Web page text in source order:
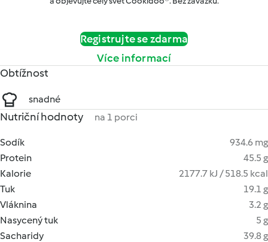
Registrujte se zdarma
Více informací
Obtížnost
snadné
Nutriční hodnoty na 1 porci
Sodík
934.6 mg
Protein
45.5 g
Kalorie
2177.7 kJ / 518.5 kcal
Tuk
19.1 g
Vláknina
3.2 g
Nasycený tuk
5 g
Sacharidy
39.8 g